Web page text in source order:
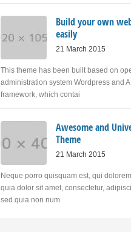
Build your own
easily
21 March 2015
This theme has been built based on
administration system Wordpress and
framework, which contai
Awesome and
Theme
21 March 2015
Neque porro quisquam est, qui
quia dolor sit amet, consectetur,
sed quia non num